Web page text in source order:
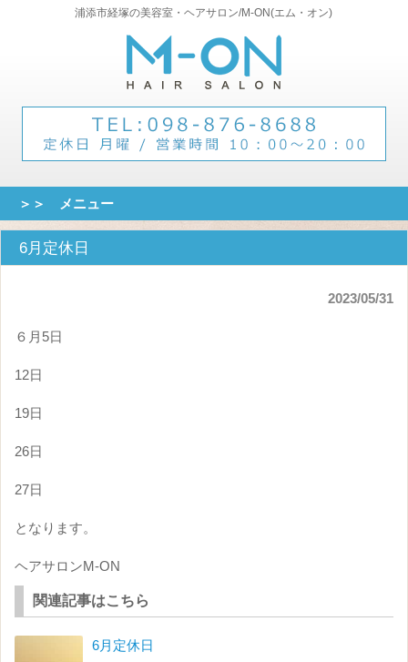
浦添市経塚の美容室・ヘアサロン/M-ON(エム・オン)
＞＞ メニュー
6月定休日
2023/05/31
６月5日
12日
19日
26日
27日
となります。
ヘアサロンM-ON
関連記事はこちら
6月定休日